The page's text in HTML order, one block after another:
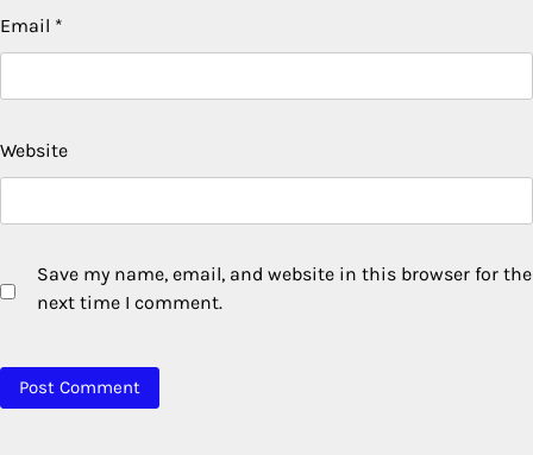
Email *
Website
Save my name, email, and website in this browser for the
next time I comment.